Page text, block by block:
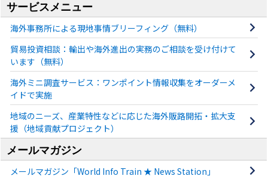
サービスメニュー
海外事務所による現地事情ブリーフィング（無料）
貿易投資相談：輸出や海外進出の実務のご相談を受け付けて
います（無料）
海外ミニ調査サービス：ワンポイント情報収集をオーダーメ
イドで実施
地域のニーズ、産業特性などに応じた海外販路開拓・拡大支
援（地域貢献プロジェクト）
メールマガジン
メールマガジン「World Info Train ★ News Station」